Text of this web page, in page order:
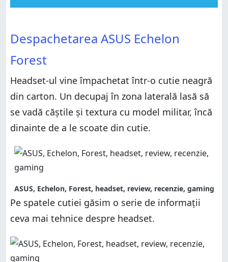
Experiența de utilizare
Verdict
Specificații hardware
Experiența de utilizare
Verdict
Despachetarea ASUS Echelon
Forest
Headset-ul vine împachetat într-o cutie neagră
din carton. Un decupaj în zona laterală lasă să
se vadă căștile și textura cu model militar, încă
dinainte de a le scoate din cutie.
ASUS, Echelon, Forest, headset, review, recenzie, gaming
Pe spatele cutiei găsim o serie de informații
ceva mai tehnice despre headset.